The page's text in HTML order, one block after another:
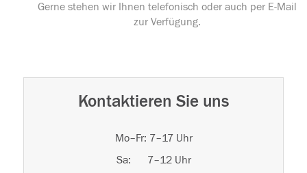
Gerne stehen wir Ihnen telefonisch oder auch per E-Mail
zur Verfügung.
Kontaktieren Sie uns
Mo–Fr: 7–17 Uhr
Sa: 7–12 Uhr